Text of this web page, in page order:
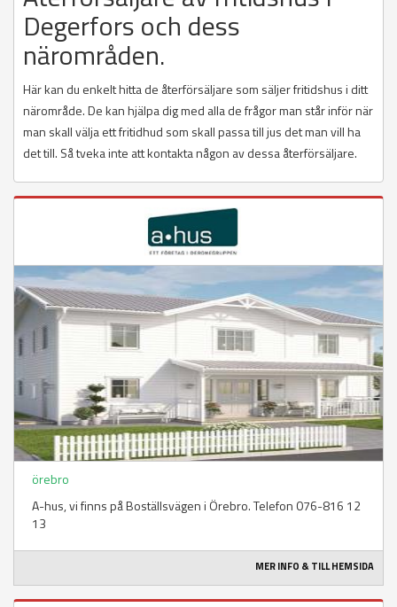
Degerfors och dess
närområden.
Här kan du enkelt hitta de återförsäljare som säljer fritidshus i ditt
närområde. De kan hjälpa dig med alla de frågor man står inför när
man skall välja ett fritidhud som skall passa till jus det man vill ha
det till. Så tveka inte att kontakta någon av dessa återförsäljare.
örebro
A-hus, vi finns på Boställsvägen i Örebro. Telefon 076-816 12
13
MER INFO & TILL HEMSIDA